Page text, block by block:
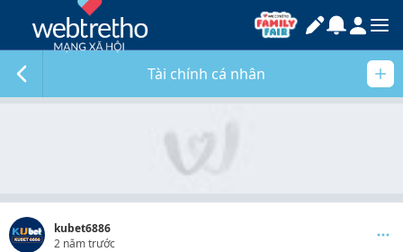
Tài chính cá nhân
kubet6886
2 năm trước